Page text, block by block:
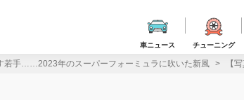
車ニュース チューニング
若手……2023年のスーパーフォーミュラに吹いた新風 【